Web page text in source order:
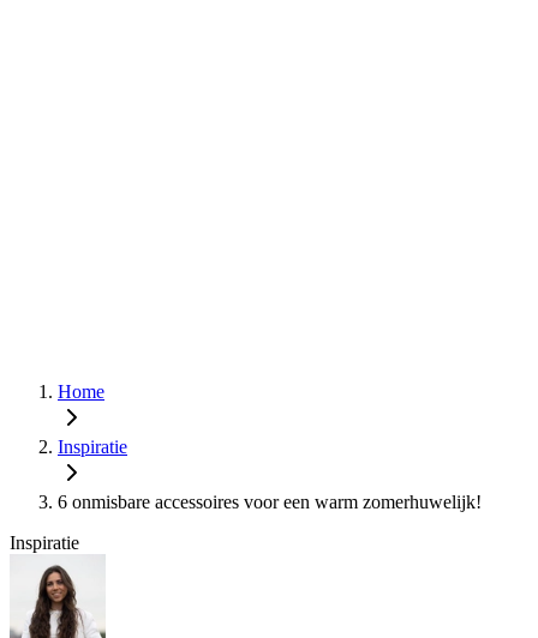
Home
Inspiratie
6 onmisbare accessoires voor een warm zomerhuwelijk!
Inspiratie